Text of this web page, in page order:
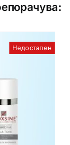
Недостапен